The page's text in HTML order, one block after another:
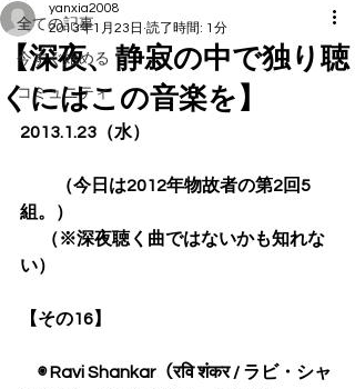
全ての記事
今すぐ始める
コミュニティ
【深夜、静寂の中で独り聴
くにはこの音楽を】
yanxia2008
2013年1月23日 読了時間: 1分
2013.1.23（水）
（今日は2012年物故者の第2回5
組。）
（※深夜聴く曲ではないかも知れな
い）
【その16】
◉ Ravi Shankar（रवि शंकर / ラビ・シャ